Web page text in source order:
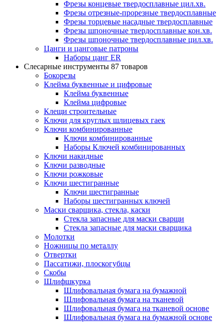
Фрезы концевые твердосплавные цил.хв.
Фрезы отрезные-прорезные твердосплавные
Фрезы торцевые насадные твердосплавные
Фрезы шпоночные твердосплавные кон.хв.
Фрезы шпоночные твердосплавные цил.хв.
Цанги и цанговые патроны
Наборы цанг ER
Слесарные инструменты 87 товаров
Бокорезы
Клейма буквенные и цифровые
Клейма буквенные
Клейма цифровые
Клещи строительные
Ключи для круглых шлицевых гаек
Ключи комбинированные
Ключи комбинированные
Наборы Ключей комбинированных
Ключи накидные
Ключи разводные
Ключи рожковые
Ключи шестигранные
Ключи шестигранные
Наборы шестигранных ключей
Маски сварщика, стекла, каски
Стекла запасные для маски сварщи
Стекла запасные для маски сварщика
Молотки
Ножницы по металлу
Отвертки
Пассатижи, плоскогубцы
Скобы
Шлифшкурка
Шлифовальная бумага на бумажной
Шлифовальная бумага на тканевой
Шлифовальная бумага на тканевой основе
Шлифовальная бумага на бумажной основе